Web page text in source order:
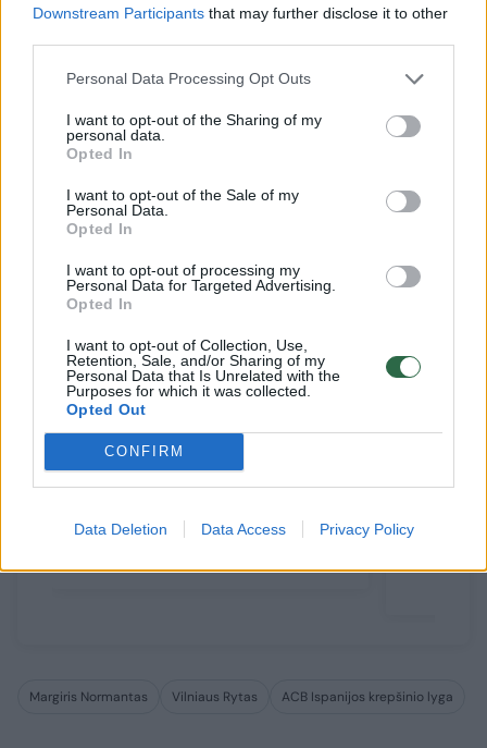
Downstream Participants that may further disclose it to other
Personal Data Processing Opt Outs
I want to opt-out of the Sharing of my
personal data.
Opted In
I want to opt-out of the Sale of my
Personal Data.
Opted In
I want to opt-out of processing my
Personal Data for Targeted Advertising.
Opted In
I want to opt-out of Collection, Use,
Retention, Sale, and/or Sharing of my
Personal Data that Is Unrelated with the
Purposes for which it was collected.
Opted Out
CONFIRM
Data Deletion Data Access Privacy Policy
FIBA Čempionų lygoje jo statistika siekė 7,1
taško, 2,5 rezultatyvaus perdavimo ir 2,4
naudingumo balo per rungtynes.
Susiję straipsniai
Be darbo ilgai neužsibuvo:
karjeros stotelė(1)
Policija
kas
Margiris Normantas Vilniaus Rytas ACB Ispanijos krepšinio lyga